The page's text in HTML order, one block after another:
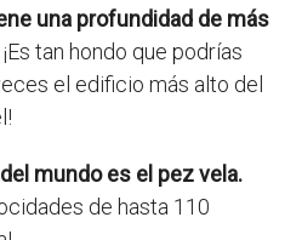
una profundidad de más
¡Es tan hondo que podrías
el edificio más alto del
mundo es el pez vela.
de hasta 110